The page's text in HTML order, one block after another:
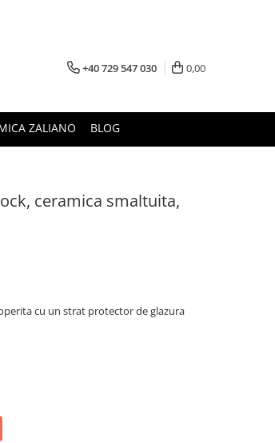
+40 729 547 030 0,00
ZALIANO BLOG
ceramica smaltuita,
cu un strat protector de glazura